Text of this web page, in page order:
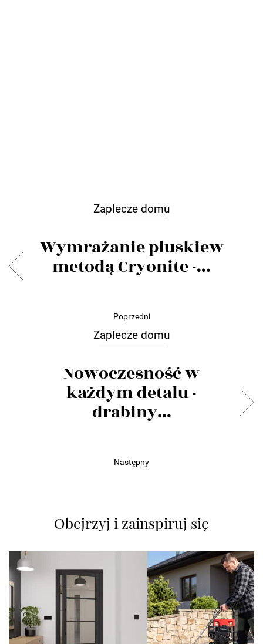
Zaplecze domu
Wymrażanie pluskiew
metodą Cryonite -...
Poprzedni
Zaplecze domu
Nowoczesność w
każdym detalu -
drabiny...
Następny
Obejrzyj i zainspiruj się